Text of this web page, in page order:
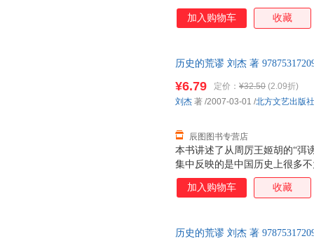
自各个朝代的官修正史，包括“
出自一些史料价值较高的札记
加入购物车 收藏
历史的荒谬 刘杰 著
本书讲述了从周厉王姬胡的“弭
集中反映的是中国历史上很多
自各个朝代的官修正史，包括“
出自一些史料价值较高的札记
¥6.79 定价： ¥32.50 (2.09折)
辰图图书专营店
刘杰 著 /2007-03-01 /北方文艺出版社
加入购物车 收藏
历史的荒谬 刘杰 著